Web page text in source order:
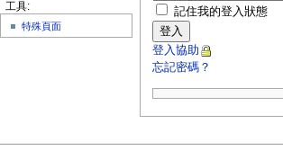
記住我的登入狀態
登入
登入協助
忘記密碼？
工具:
特殊頁面